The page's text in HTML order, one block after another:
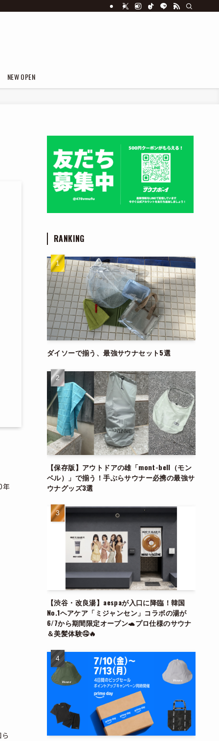
NEW OPEN
年
RANKING
ダイソーで揃う、最強サウナセット5選
【保存版】アウトドアの雄「mont-bell（モン
ベル）」で揃う！手ぶらサウナー必携の最強サ
ウナグッズ3選
【渋谷・改良湯】aespaが入口に降臨！韓国
No.1ヘアケア「ミジャンセン」コラボの湯が
6/7から期間限定オープン🐢プロ仕様のサウナ
＆美髪体験🤤🔥